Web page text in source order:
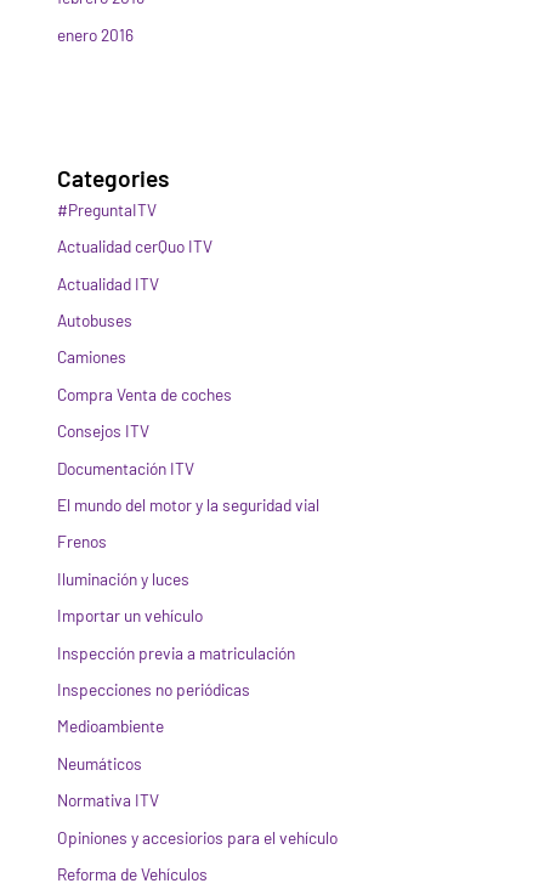
enero 2016
Categories
#PreguntaITV
Actualidad cerQuo ITV
Actualidad ITV
Autobuses
Camiones
Compra Venta de coches
Consejos ITV
Documentación ITV
El mundo del motor y la seguridad vial
Frenos
Iluminación y luces
Importar un vehículo
Inspección previa a matriculación
Inspecciones no periódicas
Medioambiente
Neumáticos
Normativa ITV
Opiniones y accesiorios para el vehículo
Reforma de Vehículos